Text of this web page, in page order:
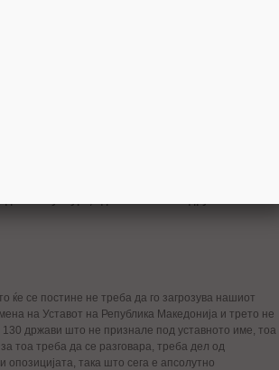
во текот на овој месец околу можноста за
и доколку се дојде со таков еден компромис,
за влез во ЕУ ќе бидат отворени. Иако
да се добие покана без да се постигне некаков
предвид околностите на Република Грција во
решение или најава за решение за тоа како ќе се
да се постигне како договор. Без една таква
согласност на 10 декември за определување на
придавката, да речеме Северна Република
употреба, освен за внатре во државата, со тоа
култура, идентитетот и се друго?
ќе се постине не треба да го загрозува нашиот
на Уставот на Република Македонија и трето не
држави што не признале под уставното име, тоа
тоа треба да се разговара, треба дел од
опозицијата, така што сега е апсолутно